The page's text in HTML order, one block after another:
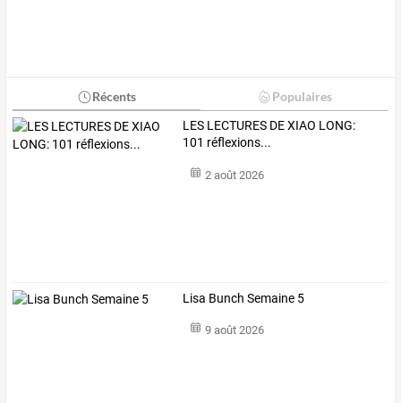
Récents Populaires
LES LECTURES DE XIAO LONG:
101 réflexions...
2 août 2026
Lisa Bunch Semaine 5
9 août 2026